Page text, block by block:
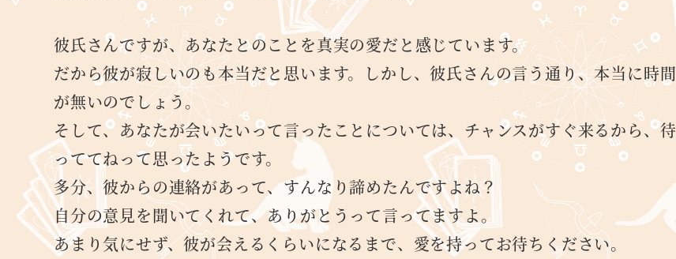
彼氏さんですが、あなたとのことを真実の愛だと感じています。
だから彼が寂しいのも本当だと思います。しかし、彼氏さんの言う通り、本当に時間
が無いのでしょう。
そして、あなたが会いたいって言ったことについては、チャンスがすぐ来るから、待
っててねって思ったようです。
多分、彼からの連絡があって、すんなり諦めたんですよね？
自分の意見を聞いてくれて、ありがとうって言ってますよ。
あまり気にせず、彼が会えるくらいになるまで、愛を持ってお待ちください。